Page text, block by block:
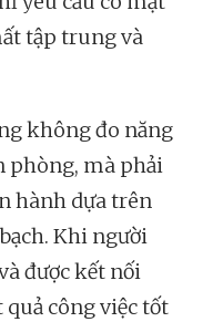
tập trung và
không đo năng
phòng, mà phải
hành dựa trên
Khi người
được kết nối
quả công việc tốt